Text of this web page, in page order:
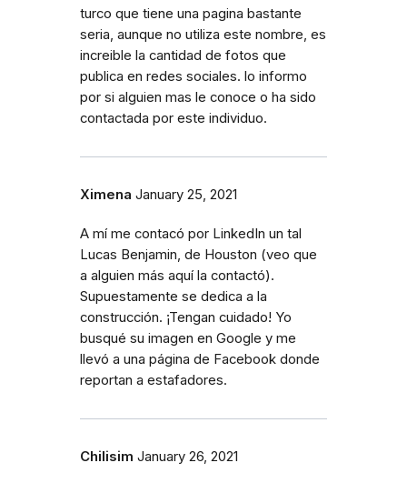
turco que tiene una pagina bastante
seria, aunque no utiliza este nombre, es
increible la cantidad de fotos que
publica en redes sociales. lo informo
por si alguien mas le conoce o ha sido
contactada por este individuo.
Ximena January 25, 2021
A mí me contacó por LinkedIn un tal
Lucas Benjamin, de Houston (veo que
a alguien más aquí la contactó).
Supuestamente se dedica a la
construcción. ¡Tengan cuidado! Yo
busqué su imagen en Google y me
llevó a una página de Facebook donde
reportan a estafadores.
Chilisim January 26, 2021